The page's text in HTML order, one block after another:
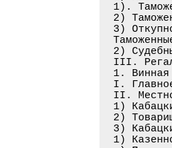
1).
2)
3)
2)
III.
1.
I.
II.
1)
2)
3)
1)